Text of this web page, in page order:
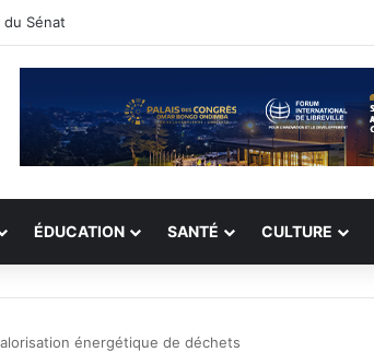
le banc des Éléphants
ÉDUCATION SANTÉ CULTURE
énergétique de déchets